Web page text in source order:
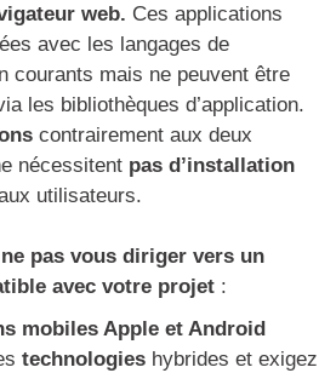
web. Ces applications
avec les langages de
courants mais ne peuvent être
les bibliothèques d’application.
contrairement aux deux
nécessitent pas d’installation
utilisateurs.
ne pas vous diriger vers un
avec votre projet :
mobiles Apple et Android
technologies hybrides et exigez